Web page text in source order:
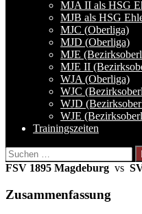
MJA II als HSG
MJB als HSG
MJC (Oberliga)
MJD (Oberliga)
MJE
MJE II
WJA (Oberliga)
WJC
WJD
WJE
Trainingszeiten
Suchen
nach:
FSV 1895 Magdeburg vs
Zusammenfassung